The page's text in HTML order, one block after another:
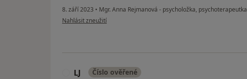
8. září 2023 • Mgr. Anna Rejmanová - psycholožka, psychoterapeutka
podle názoru uživatele IV
Nahlásit zneužití
LJ Číslo ověřené